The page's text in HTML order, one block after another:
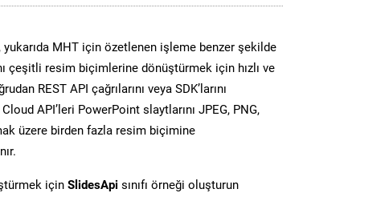
MHT için özetlenen işleme benzer şekilde
çeşitli resim biçimlerine dönüştürmek için hızlı ve
REST API çağrılarını veya SDK’larını
API’leri PowerPoint slaytlarını JPEG, PNG,
üzere birden fazla resim biçimine
için SlidesApi sınıfı örneği oluşturun